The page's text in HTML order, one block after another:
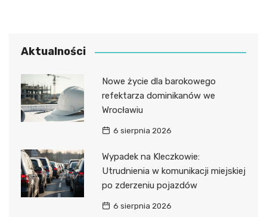
Aktualności
Nowe życie dla barokowego
refektarza dominikanów we
Wrocławiu
6 sierpnia 2026
Wypadek na Kleczkowie:
Utrudnienia w komunikacji miejskiej
po zderzeniu pojazdów
6 sierpnia 2026